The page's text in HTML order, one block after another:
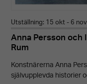
Utställning: 15 okt - 6 nov
Anna Persson
Rum
Konstnärerna Anna
självupplevda historier